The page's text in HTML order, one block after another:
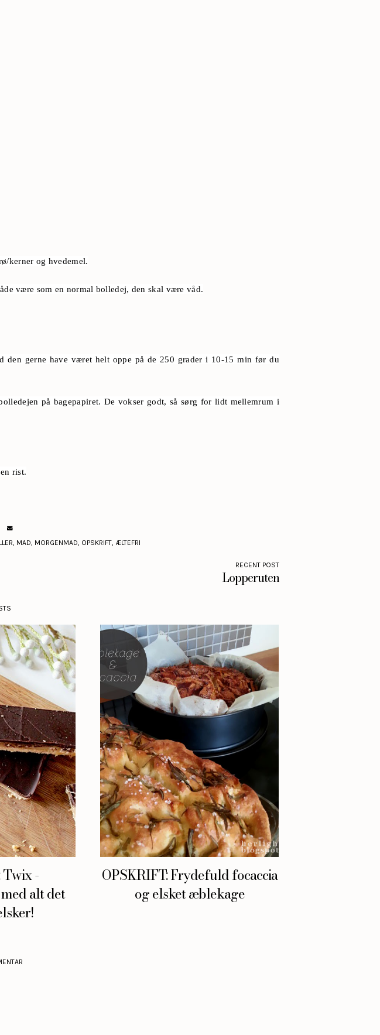
kerner og hvedemel.
være som en normal bolledej, den skal være våd.
gerne have været helt oppe på de 250 grader i 10-15 min før du
på bagepapiret. De vokser godt, så sørg for lidt mellemrum i
rist.
, MAD, MORGENMAD, OPSKRIFT, ÆLTEFRI
RECENT POST
Lopperuten
Twix -
alt det
OPSKRIFT: Frydefuld focaccia
og elsket æblekage